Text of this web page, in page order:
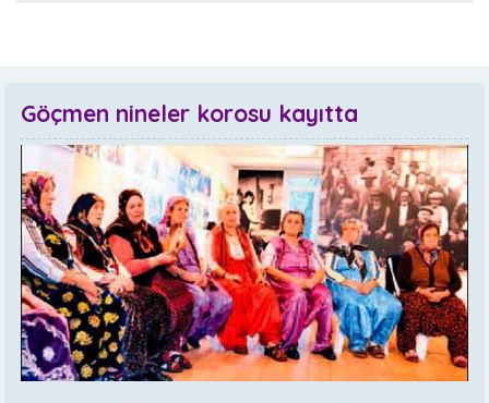
Göçmen nineler korosu kayıtta